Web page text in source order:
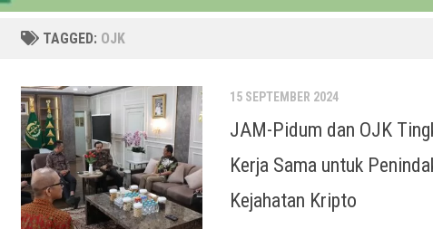
TAGGED: OJK
15 SEPTEMBER 2024
JAM-Pidum dan OJK
Kerja Sama untuk
Kejahatan Kripto